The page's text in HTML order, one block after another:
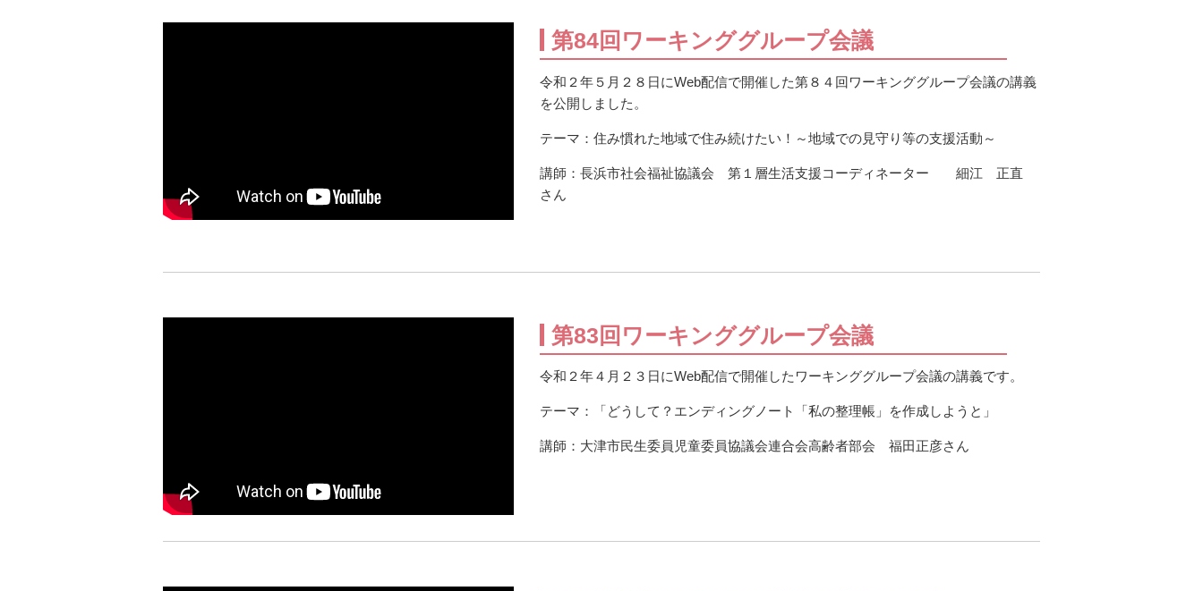
第84回ワーキンググループ会議
令和２年５月２８日にWeb配信で開催した第８４回ワーキンググループ会議の講義
を公開しました。
テーマ：住み慣れた地域で住み続けたい！～地域での見守り等の支援活動～
講師：長浜市社会福祉協議会 第１層生活支援コーディネーター 細江 正直
さん
第83回ワーキンググループ会議
令和２年４月２３日にWeb配信で開催したワーキンググループ会議の講義です。
テーマ：「どうして？エンディングノート「私の整理帳」を作成しようと」
講師：大津市民生委員児童委員協議会連合会高齢者部会 福田正彦さん